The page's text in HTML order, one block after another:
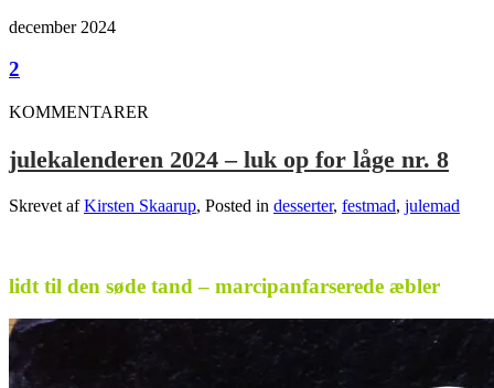
december 2024
2
KOMMENTARER
julekalenderen 2024 – luk op for låge nr. 8
Skrevet afKirsten Skaarup, Posted in desserter, festmad, julemad
lidt til den søde tand – marcipanfarserede æbler